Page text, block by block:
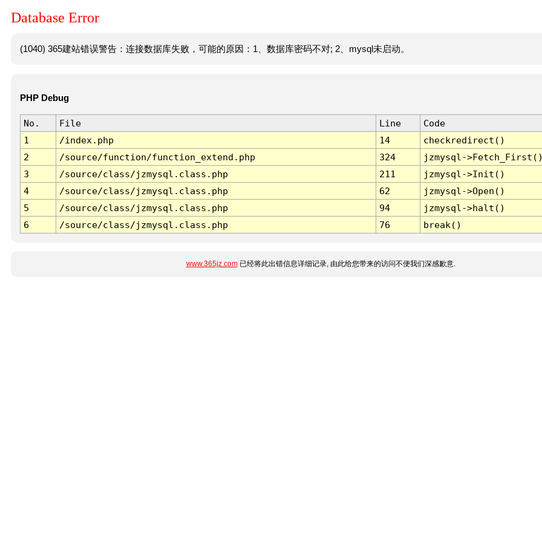
Database Error
(1040) 365建站错误警告：连接数据库失败，可能的原因：1、数据库密码不对; 2、mysql未启动。
PHP Debug
No. File Line
Code
1
/index.php 14
checkredirect()
2
/source/function/function_extend.php 324
jzmysql-
3
/source/class/jzmysql.class.php 211
jzmysql->Init()
4
/source/class/jzmysql.class.php 62
jzmysql->Open()
5
/source/class/jzmysql.class.php 94
jzmysql->halt()
6
/source/class/jzmysql.class.php 76 break()
www.365jz.com已经将此出错信息详细记录, 由此给您带来的访问不便我们深感歉意.